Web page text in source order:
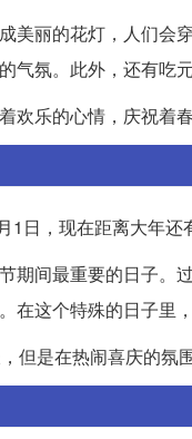
美丽的花灯，人们会
气氛。此外，还有吃
乐的心情，庆祝着
日，现在距离大年还
期间最重要的日子
这个特殊的日子里
但是在热闹喜庆的氛